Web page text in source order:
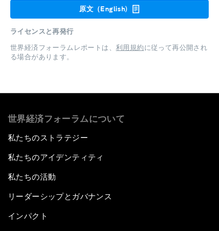
原文（English)
ライセンスと再発行
世界経済フォーラムレポートは、 利用規約に従って再公開され
る場合があります。
世界経済フォーラムについて
私たちのストラテジー
私たちのアイデンティティ
私たちの活動
リーダーシップとガバナンス
インパクト